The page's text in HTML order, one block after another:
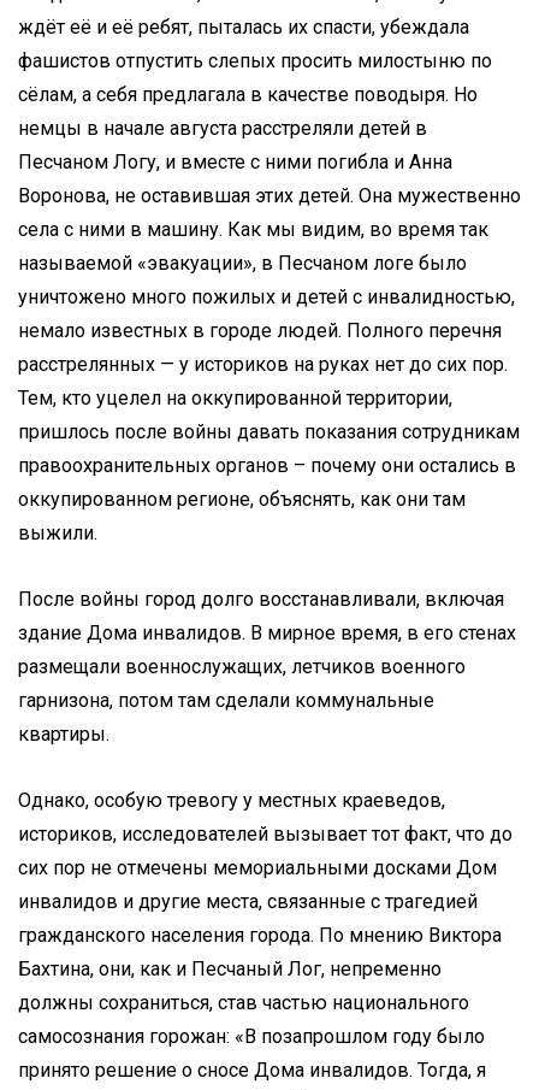
ждёт её и её ребят, пыталась их спасти, убеждала
фашистов отпустить слепых просить милостыню по
сёлам, а себя предлагала в качестве поводыря. Но
немцы в начале августа расстреляли детей в
Песчаном Логу, и вместе с ними погибла и Анна
Воронова, не оставившая этих детей. Она мужественно
села с ними в машину. Как мы видим, во время так
называемой «эвакуации», в Песчаном логе было
уничтожено много пожилых и детей с инвалидностью,
немало известных в городе людей. Полного перечня
расстрелянных — у историков на руках нет до сих пор.
Тем, кто уцелел на оккупированной территории,
пришлось после войны давать показания сотрудникам
правоохранительных органов – почему они остались в
оккупированном регионе, объяснять, как они там
выжили.
После войны город долго восстанавливали, включая
здание Дома инвалидов. В мирное время, в его стенах
размещали военнослужащих, летчиков военного
гарнизона, потом там сделали коммунальные
квартиры.
Однако, особую тревогу у местных краеведов,
историков, исследователей вызывает тот факт, что до
сих пор не отмечены мемориальными досками Дом
инвалидов и другие места, связанные с трагедией
гражданского населения города. По мнению Виктора
Бахтина, они, как и Песчаный Лог, непременно
должны сохраниться, став частью национального
самосознания горожан: «В позапрошлом году было
принято решение о сносе Дома инвалидов. Тогда, я